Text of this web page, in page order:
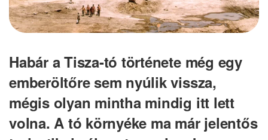
Habár a Tisza-tó története még egy
emberöltőre sem nyúlik vissza,
mégis olyan mintha mindig itt lett
volna. A tó környéke ma már jelentős